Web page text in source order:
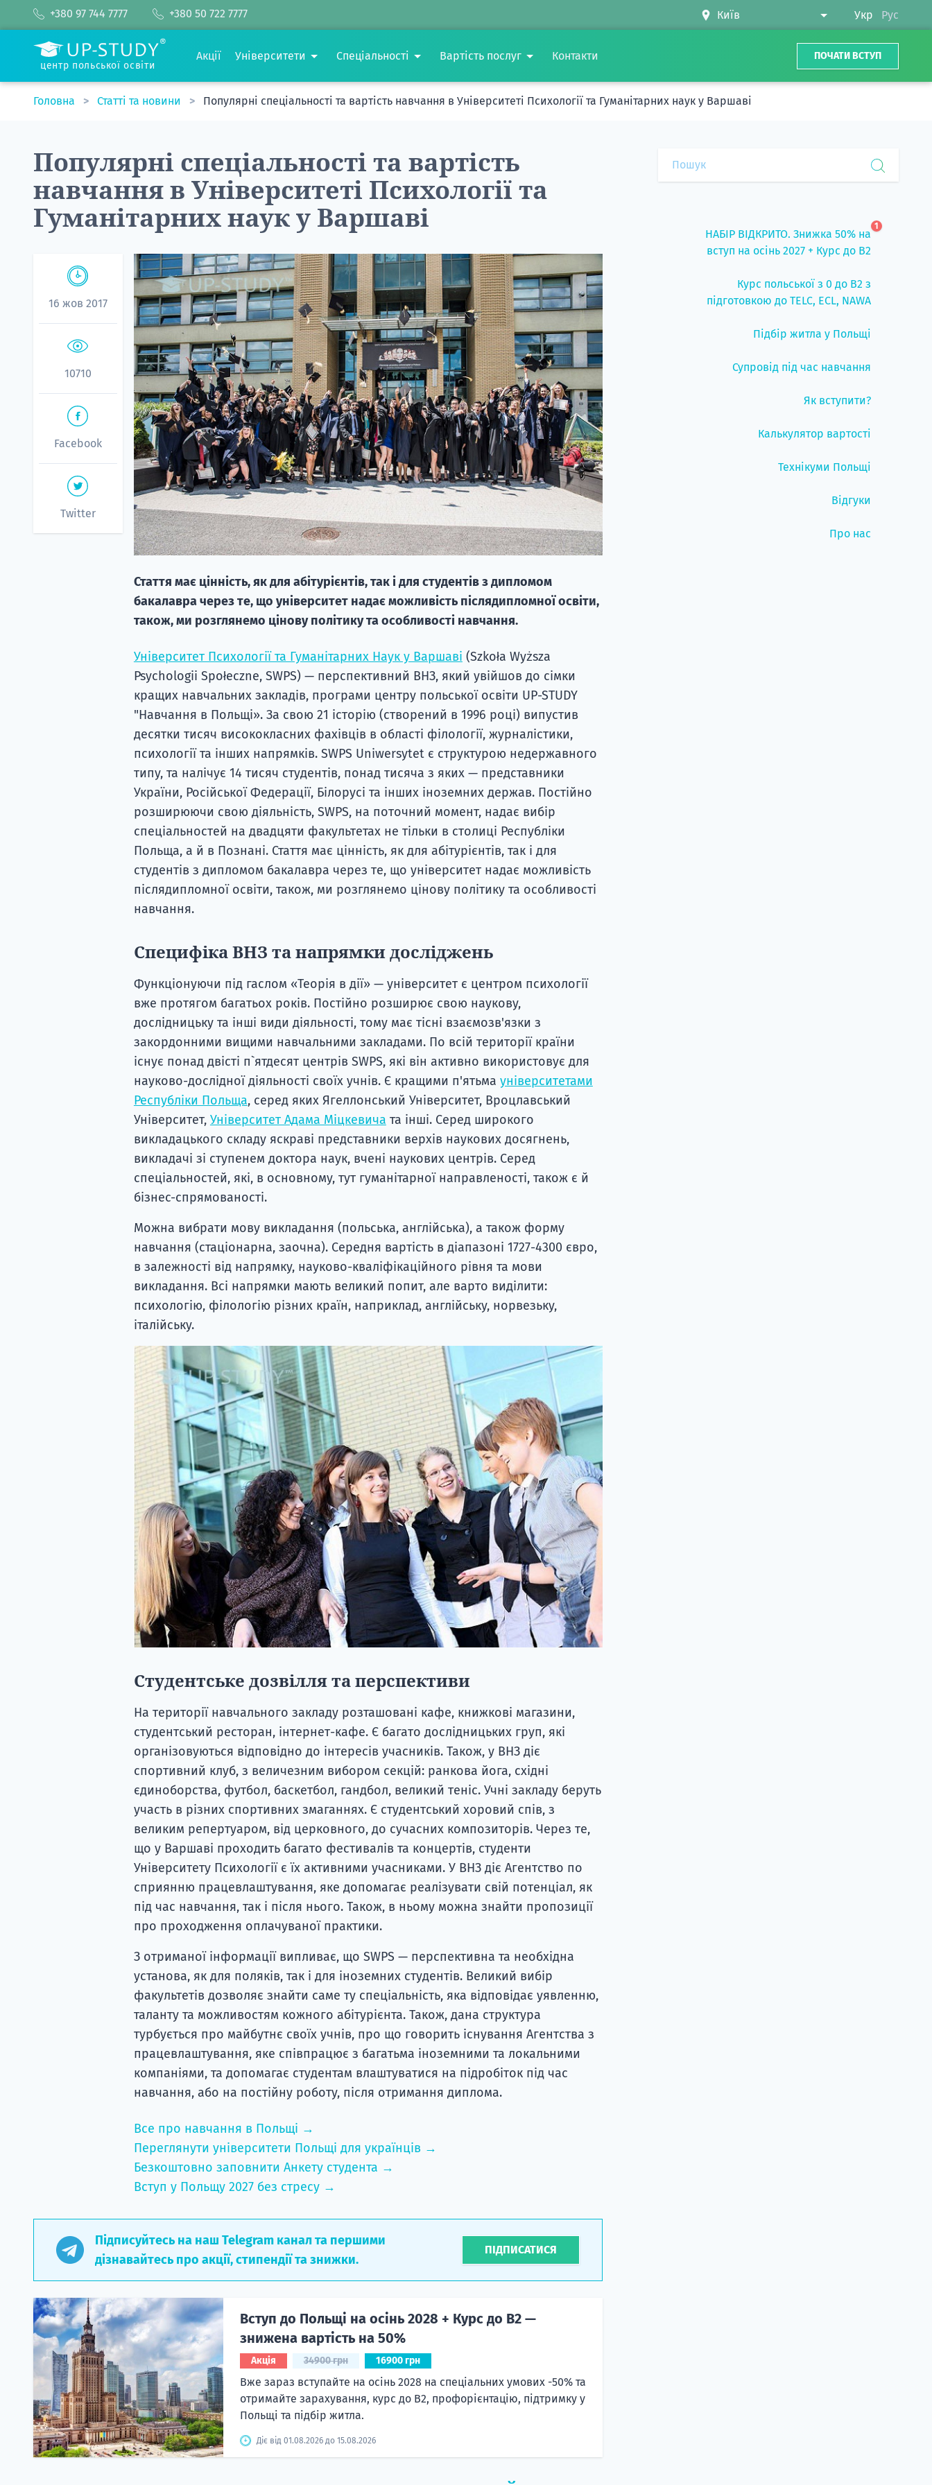
+380 97 744 7777 +380 50 722 7777 Укр Рус
центр польської освіти
Акції Університети Спеціальності Вартість послуг Контакти ПОЧАТИ ВСТУП
Головна Статті та новини Популярні спеціальності та вартість навчання в Університеті Психології та Гуманітарних наук у Варшаві
Популярні спеціальності та вартість
навчання в Університеті Психології та
Гуманітарних наук у Варшаві
16 жов 2017
10710
Facebook
Twitter
Стаття має цінність, як для абітурієнтів, так і для студентів з дипломом
бакалавра через те, що університет надає можливість післядипломної освіти,
також, ми розглянемо цінову політику та особливості навчання.
Університет Психології та Гуманітарних Наук у Варшаві (Szkoła Wyższa
Psychologii Społeczne, SWPS) — перспективний ВНЗ, який увійшов до сімки
кращих навчальних закладів, програми центру польської освіти UP-STUDY
"Навчання в Польщі». За свою 21 історію (створений в 1996 році) випустив
десятки тисяч висококласних фахівців в області філології, журналістики,
психології та інших напрямків. SWPS Uniwersytet є структурою недержавного
типу, та налічує 14 тисяч студентів, понад тисяча з яких — представники
України, Російської Федерації, Білорусі та інших іноземних держав. Постійно
розширюючи свою діяльність, SWPS, на поточний момент, надає вибір
спеціальностей на двадцяти факультетах не тільки в столиці Республіки
Польща, а й в Познані. Стаття має цінність, як для абітурієнтів, так і для
студентів з дипломом бакалавра через те, що університет надає можливість
післядипломної освіти, також, ми розглянемо цінову політику та особливості
навчання.
Специфіка ВНЗ та напрямки досліджень
Функціонуючи під гаслом «Теорія в дії» — університет є центром психології
вже протягом багатьох років. Постійно розширює свою наукову,
дослідницьку та інші види діяльності, тому має тісні взаємозв'язки з
закордонними вищими навчальними закладами. По всій території країни
існує понад двісті п`ятдесят центрів SWPS, які він активно використовує для
науково-дослідної діяльності своїх учнів. Є кращими п'ятьма університетами
Республіки Польща, серед яких Ягеллонський Університет, Вроцлавський
Університет, Університет Адама Міцкевича та інші. Серед широкого
викладацького складу яскраві представники верхів наукових досягнень,
викладачі зі ступенем доктора наук, вчені наукових центрів. Серед
спеціальностей, які, в основному, тут гуманітарної направленості, також є й
бізнес-спрямованості.
Можна вибрати мову викладання (польська, англійська), а також форму
навчання (стаціонарна, заочна). Середня вартість в діапазоні 1727-4300 євро,
в залежності від напрямку, науково-кваліфікаційного рівня та мови
викладання. Всі напрямки мають великий попит, але варто виділити:
психологію, філологію різних країн, наприклад, англійську, норвезьку,
італійську.
Студентське дозвілля та перспективи
На території навчального закладу розташовані кафе, книжкові магазини,
студентський ресторан, інтернет-кафе. Є багато дослідницьких груп, які
організовуються відповідно до інтересів учасників. Також, у ВНЗ діє
спортивний клуб, з величезним вибором секцій: ранкова йога, східні
єдиноборства, футбол, баскетбол, гандбол, великий теніс. Учні закладу беруть
участь в різних спортивних змаганнях. Є студентський хоровий спів, з
великим репертуаром, від церковного, до сучасних композиторів. Через те,
що у Варшаві проходить багато фестивалів та концертів, студенти
Університету Психології є їх активними учасниками. У ВНЗ діє Агентство по
сприянню працевлаштування, яке допомагає реалізувати свій потенціал, як
під час навчання, так і після нього. Також, в ньому можна знайти пропозиції
про проходження оплачуваної практики.
З отриманої інформації випливає, що SWPS — перспективна та необхідна
установа, як для поляків, так і для іноземних студентів. Великий вибір
факультетів дозволяє знайти саме ту спеціальність, яка відповідає уявленню,
таланту та можливостям кожного абітурієнта. Також, дана структура
турбується про майбутнє своїх учнів, про що говорить існування Агентства з
працевлаштування, яке співпрацює з багатьма іноземними та локальними
компаніями, та допомагає студентам влаштуватися на підробіток під час
навчання, або на постійну роботу, після отримання диплома.
Все про навчання в Польщі →
Переглянути університети Польщі для українців →
Безкоштовно заповнити Анкету студента →
Вступ у Польщу 2027 без стресу →
Підписуйтесь на наш Telegram канал та першими
дізнавайтесь про акції, стипендії та знижки.
ПІДПИСАТИСЯ
Вступ до Польщі на осінь 2028 + Курс до B2 —
знижена вартість на 50%
Акція 34900 грн 16900 грн
Вже зараз вступайте на осінь 2028 на спеціальних умових -50% та
отримайте зарахування, курс до B2, профорієнтацію, підтримку у
Польщі та підбір житла.
Діє від 01.08.2026 до 15.08.2026
НАБІР ВІДКРИТО. Знижка 50% на
вступ на осінь 2027 + Курс до B2
1
Курс польської з 0 до B2 з
підготовкою до TELC, ECL, NAWA
Підбір житла у Польщі
Супровід під час навчання
Як вступити?
Калькулятор вартості
Технікуми Польщі
Відгуки
Про нас